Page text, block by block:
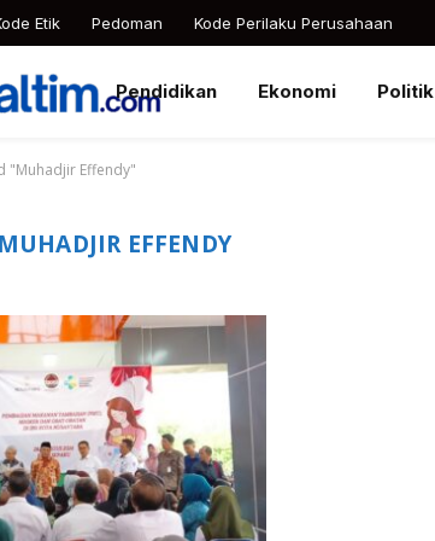
Etik Pedoman Kode Perilaku Perusahaan
Pendidikan Ekonomi Politik
"Muhadjir Effendy"
MUHADJIR EFFENDY